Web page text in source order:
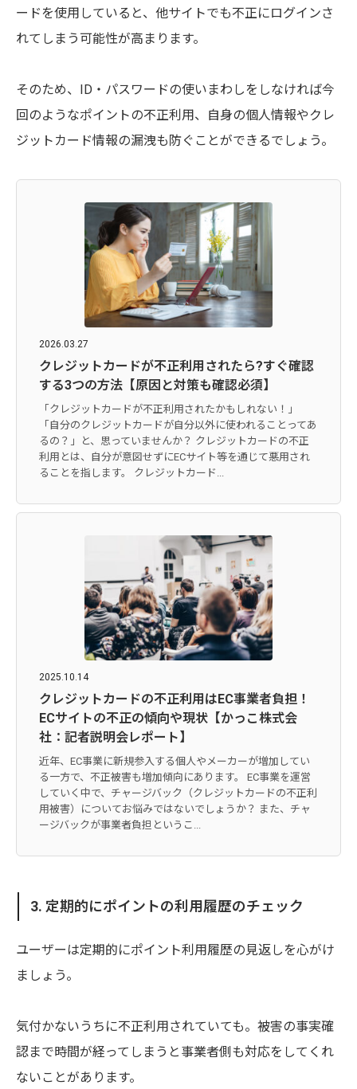
ードを使用していると、他サイトでも不正にログインさ
れてしまう可能性が高まります。
そのため、ID・パスワードの使いまわしをしなければ今
回のようなポイントの不正利用、自身の個人情報やクレ
ジットカード情報の漏洩も防ぐことができるでしょう。
2026.03.27
クレジットカードが不正利用されたら?すぐ確認
する3つの方法【原因と対策も確認必須】
「クレジットカードが不正利用されたかもしれない！」
「自分のクレジットカードが自分以外に使われることってあ
るの？」と、思っていませんか？ クレジットカードの不正
利用とは、自分が意図せずにECサイト等を通じて悪用され
ることを指します。 クレジットカード...
2025.10.14
クレジットカードの不正利用はEC事業者負担！
ECサイトの不正の傾向や現状【かっこ株式会
社：記者説明会レポート】
近年、EC事業に新規参入する個人やメーカーが増加してい
る一方で、不正被害も増加傾向にあります。 EC事業を運営
していく中で、チャージバック（クレジットカードの不正利
用被害）についてお悩みではないでしょうか？ また、チャ
ージバックが事業者負担というこ...
3. 定期的にポイントの利用履歴のチェック
ユーザーは定期的にポイント利用履歴の見返しを心がけ
ましょう。
気付かないうちに不正利用されていても。被害の事実確
認まで時間が経ってしまうと事業者側も対応をしてくれ
ないことがあります。